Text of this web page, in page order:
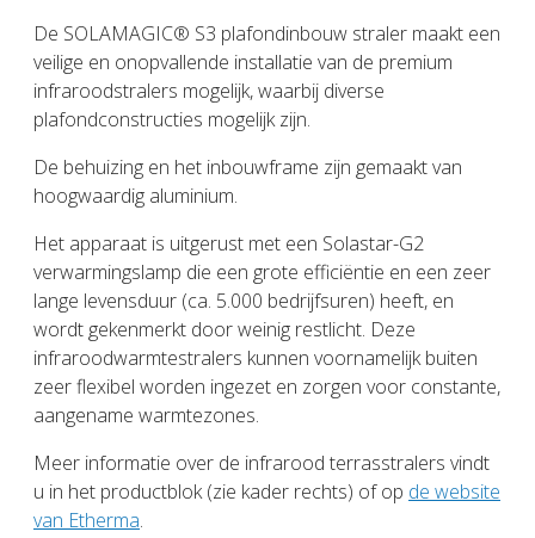
De SOLAMAGIC® S3 plafondinbouw straler maakt een
veilige en onopvallende installatie van de premium
infraroodstralers mogelijk, waarbij diverse
plafondconstructies mogelijk zijn.
De behuizing en het inbouwframe zijn gemaakt van
hoogwaardig aluminium.
Het apparaat is uitgerust met een Solastar-G2
verwarmingslamp die een grote efficiëntie en een zeer
lange levensduur (ca. 5.000 bedrijfsuren) heeft, en
wordt gekenmerkt door weinig restlicht. Deze
infraroodwarmtestralers kunnen voornamelijk buiten
zeer flexibel worden ingezet en zorgen voor constante,
aangename warmtezones.
Meer informatie over de infrarood terrasstralers vindt
u in het productblok (zie kader rechts) of op de website
van Etherma.